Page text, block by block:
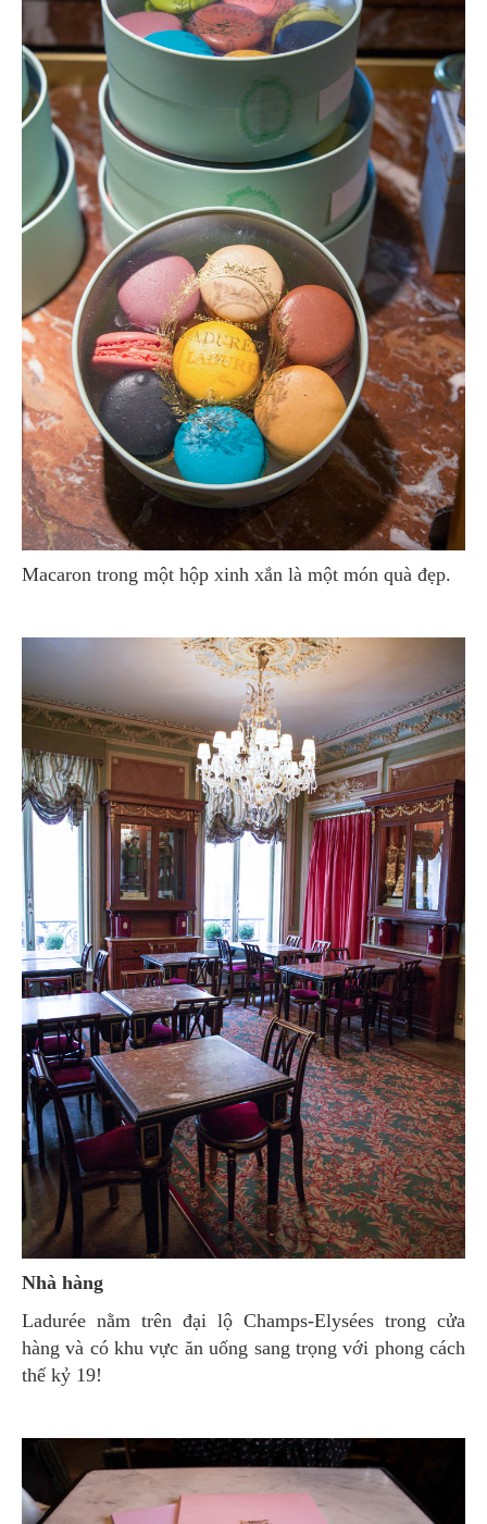
Macaron trong một hộp xinh xắn là một món quà đẹp.
Nhà hàng
Ladurée nằm trên đại lộ Champs-Elysées trong cửa
hàng và có khu vực ăn uống sang trọng với phong cách
thế kỷ 19!